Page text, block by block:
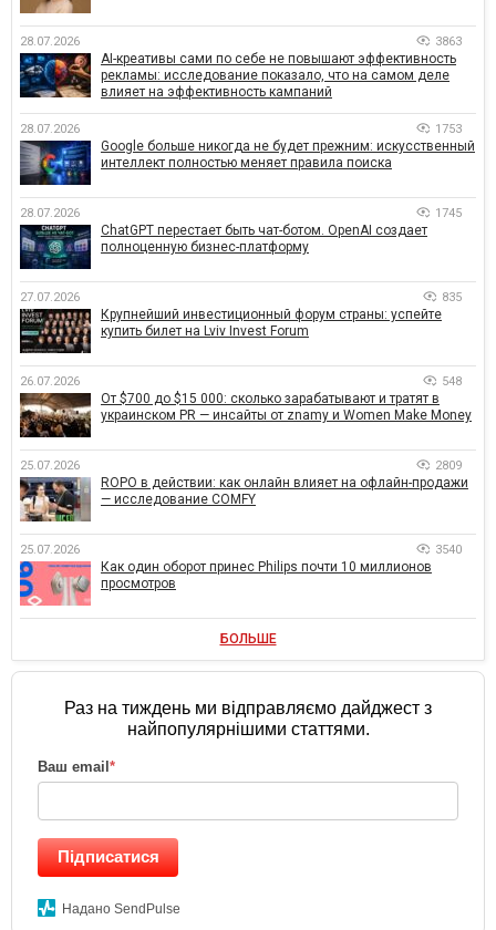
28.07.2026 3863
AI-креативы сами по себе не повышают эффективность
рекламы: исследование показало, что на самом деле
влияет на эффективность кампаний
28.07.2026 1753
Google больше никогда не будет прежним: искусственный
интеллект полностью меняет правила поиска
28.07.2026 1745
ChatGPT перестает быть чат-ботом. OpenAI создает
полноценную бизнес-платформу
27.07.2026 835
Крупнейший инвестиционный форум страны: успейте
купить билет на Lviv Invest Forum
26.07.2026 548
От $700 до $15 000: сколько зарабатывают и тратят в
украинском PR — инсайты от znamy и Women Make Money
25.07.2026 2809
ROPO в действии: как онлайн влияет на офлайн-продажи
— исследование COMFY
25.07.2026 3540
Как один оборот принес Philips почти 10 миллионов
просмотров
БОЛЬШЕ
Раз на тиждень ми відправляємо дайджест з
найпопулярнішими статтями.
Ваш email*
Підписатися
Надано SendPulse